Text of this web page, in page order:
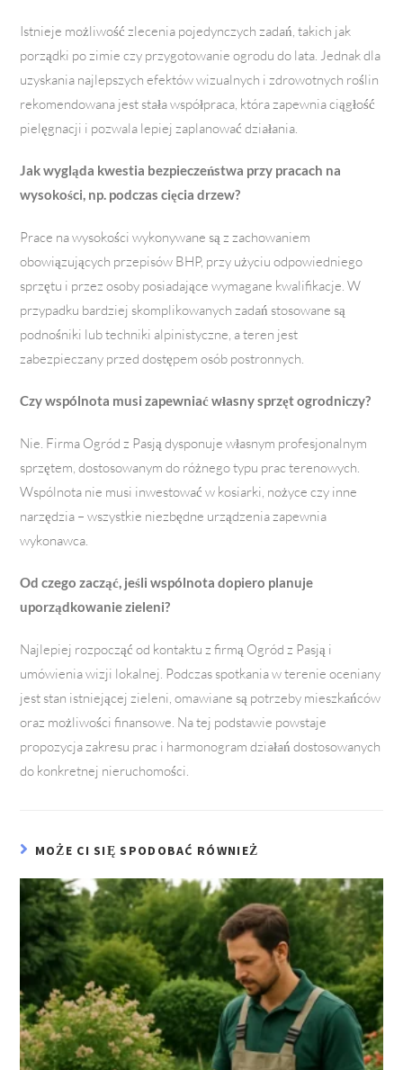
Istnieje możliwość zlecenia pojedynczych zadań, takich jak
porządki po zimie czy przygotowanie ogrodu do lata. Jednak dla
uzyskania najlepszych efektów wizualnych i zdrowotnych roślin
rekomendowana jest stała współpraca, która zapewnia ciągłość
pielęgnacji i pozwala lepiej zaplanować działania.
Jak wygląda kwestia bezpieczeństwa przy pracach na
wysokości, np. podczas cięcia drzew?
Prace na wysokości wykonywane są z zachowaniem
obowiązujących przepisów BHP, przy użyciu odpowiedniego
sprzętu i przez osoby posiadające wymagane kwalifikacje. W
przypadku bardziej skomplikowanych zadań stosowane są
podnośniki lub techniki alpinistyczne, a teren jest
zabezpieczany przed dostępem osób postronnych.
Czy wspólnota musi zapewniać własny sprzęt ogrodniczy?
Nie. Firma Ogród z Pasją dysponuje własnym profesjonalnym
sprzętem, dostosowanym do różnego typu prac terenowych.
Wspólnota nie musi inwestować w kosiarki, nożyce czy inne
narzędzia – wszystkie niezbędne urządzenia zapewnia
wykonawca.
Od czego zacząć, jeśli wspólnota dopiero planuje
uporządkowanie zieleni?
Najlepiej rozpocząć od kontaktu z firmą Ogród z Pasją i
umówienia wizji lokalnej. Podczas spotkania w terenie oceniany
jest stan istniejącej zieleni, omawiane są potrzeby mieszkańców
oraz możliwości finansowe. Na tej podstawie powstaje
propozycja zakresu prac i harmonogram działań dostosowanych
do konkretnej nieruchomości.
MOŻE CI SIĘ SPODOBAĆ RÓWNIEŻ